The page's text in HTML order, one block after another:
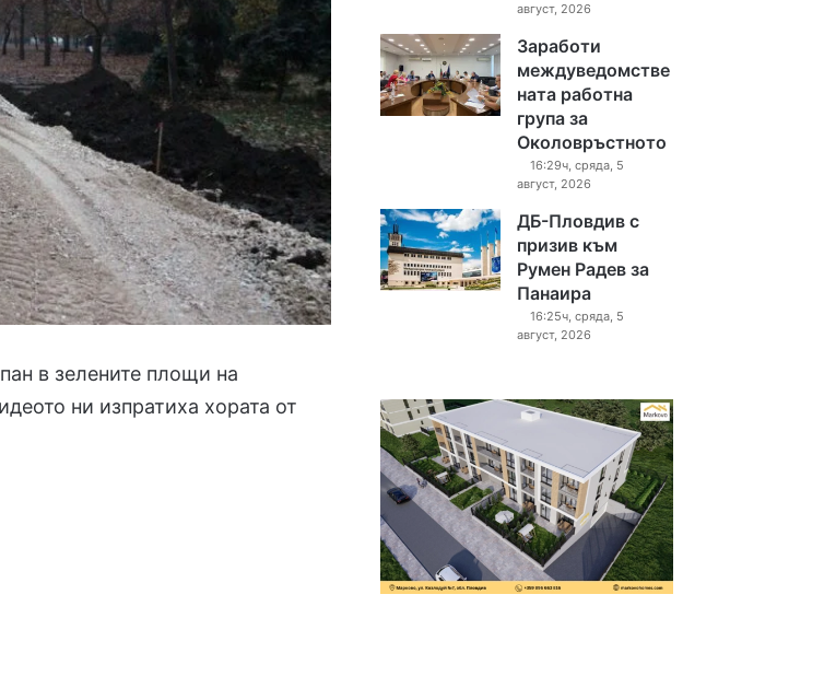
в зелените площи на
ни изпратиха хората от
август, 2026
Заработи
междуведомстве
ната работна
група за
Околовръстното
16:29ч, сряда, 5
август, 2026
ДБ-Пловдив с
призив към
Румен Радев за
Панаира
16:25ч, сряда, 5
август, 2026